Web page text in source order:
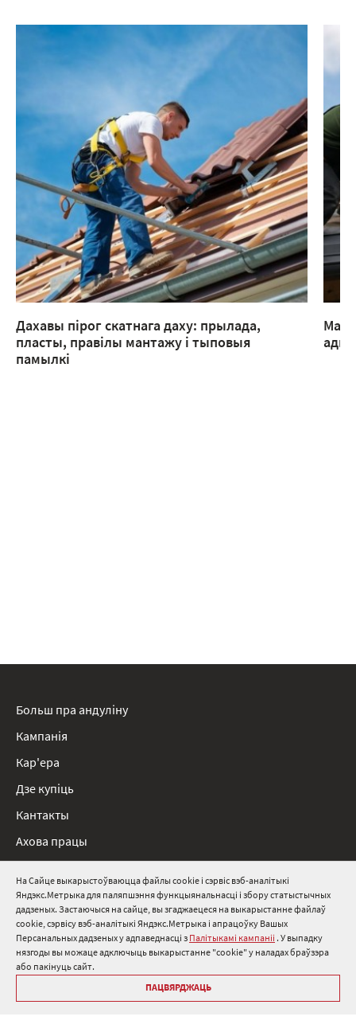
На Сайце выкарыстоўваюцца файлы cookie і сэрвіс вэб-аналітыкі
Яндэкс.Метрыка для паляпшэння функцыянальнасці і збору статыстычных
дадзеных. Застаючыся на сайце, вы згаджаецеся на выкарыстанне файлаў
cookie, сэрвісу вэб-аналітыкі Яндэкс.Метрыка і апрацоўку Вашых
Персанальных дадзеных у адпаведнасці з Палітыкамі кампаніі . У выпадку
нязгоды вы можаце адключыць выкарыстанне "cookie" у наладах браўзэра
або пакінуць сайт.
ПАЦВЯРДЖАЦЬ
Дахавы пірог скатнага даху: прылада,
пласты, правілы мантажу і тыповыя
памылкі
8 800 511 91 82
info@onduline.ru
Росія Беларусь Казахстан
Больш пра андуліну
Кампанія
Кар'ера
Дзе купіць
Кантакты
Ахова працы